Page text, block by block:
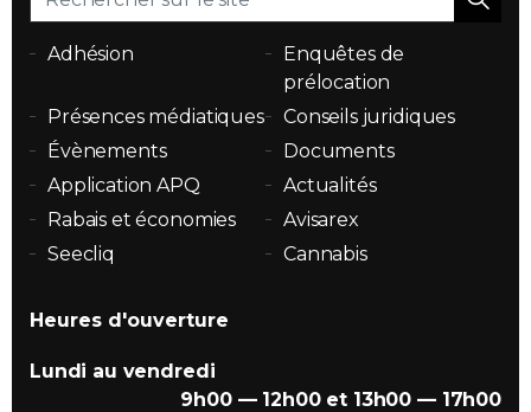
Adhésion
Enquêtes de
prélocation
Présences médiatiques
Conseils juridiques
Évènements
Documents
Application APQ
Actualités
Rabais et économies
Avisarex
Seecliq
Cannabis
Heures d'ouverture
Lundi au vendredi
9h00 — 12h00 et 13h00 — 17h00